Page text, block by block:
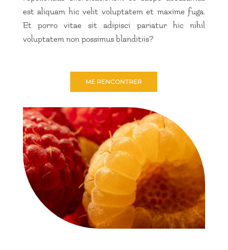
est aliquam hic velit voluptatem et maxime fuga.
Et porro vitae sit adipisci pariatur hic nihil
voluptatem non possimus blanditiis?
ME RENCONTRER